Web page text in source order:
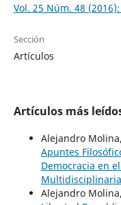
Vol. 25 Núm. 48
Sección
Artículos
Artículos más
Alejandro Molina,
Apuntes
Democracia en
Alejandro Molina,